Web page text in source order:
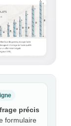
précis
formulaire